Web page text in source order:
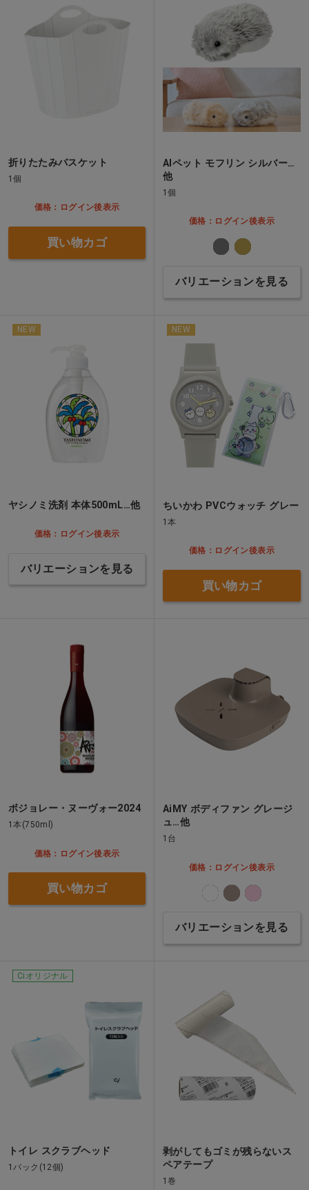
折りたたみバスケット
1個
価格：ログイン後表示
買い物カゴ
AIペット モフリン シルバー…
他
1個
価格：ログイン後表示
バリエーションを見る
NEW
ヤシノミ洗剤 本体500mL…他
価格：ログイン後表示
バリエーションを見る
NEW
ちいかわ PVCウォッチ グレー
1本
価格：ログイン後表示
買い物カゴ
ボジョレー・ヌーヴォー2024
1本(750ml)
価格：ログイン後表示
買い物カゴ
AiMY ボディファン グレージ
ュ…他
1台
価格：ログイン後表示
バリエーションを見る
Ciオリジナル
トイレ スクラブヘッド
1パック(12個)
剥がしてもゴミが残らないス
ペアテープ
1巻